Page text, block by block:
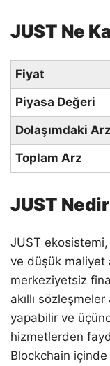
JUST Ne
Fiyat
Piyasa Değeri
Dolaşımdaki Arz
Toplam Arz
JUST
JUST ekosistemi,
ve düşük maliyet
merkeziyetsiz
akıllı
yapabilir ve
hizmetlerden
Blockchain